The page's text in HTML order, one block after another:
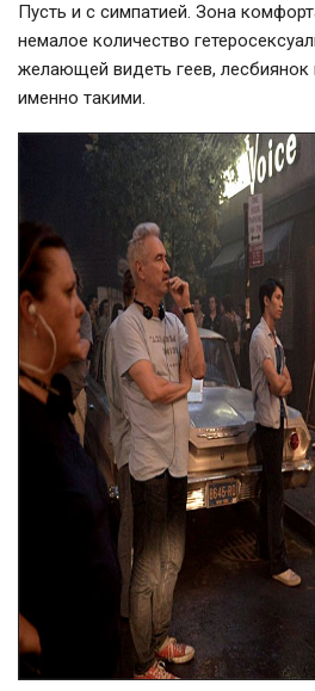
Пусть и с симпатией. Зона
немалое количество
желающей видеть геев, лесбиянок
именно такими.